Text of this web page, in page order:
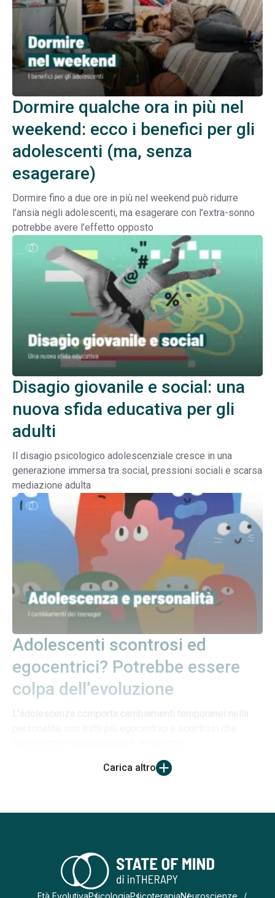
Dormire qualche ora in più nel
weekend: ecco i benefici per gli
adolescenti (ma, senza
esagerare)
Dormire fino a due ore in più nel weekend può ridurre
l’ansia negli adolescenti, ma esagerare con l’extra-sonno
potrebbe avere l’effetto opposto
Disagio giovanile e social: una
nuova sfida educativa per gli
adulti
Il disagio psicologico adolescenziale cresce in una
generazione immersa tra social, pressioni sociali e scarsa
mediazione adulta
Adolescenti scontrosi ed
egocentrici? Potrebbe essere
colpa dell’evoluzione
L’adolescenza comporta cambiamenti temporanei nella
Carica altro
Età EvolutivaPsicologiaPsicoterapiaNeuroscienze